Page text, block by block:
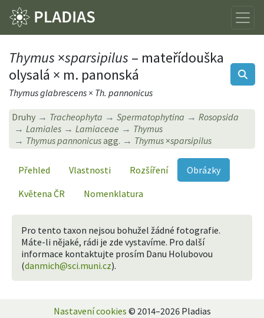
Thymus ×sparsipilus – mateřídouška
olysalá × m. panonská
Thymus glabrescens × Th. pannonicus
Druhy Tracheophyta Spermatophytina
Rosopsida
Lamiales
Lamiaceae
Thymus
Thymus pannonicusagg. Thymus ×sparsipilus
Přehled Vlastnosti Rozšíření
Obrázky
Květena ČR
Nomenklatura
Pro tento taxon nejsou bohužel žádné fotografie.
Máte-li nějaké, rádi je zde vystavíme. Pro další
informace kontaktujte prosím Danu Holubovou
(danmich@sci.muni.cz).
Nastavení cookies © 2014–2026 Pladias